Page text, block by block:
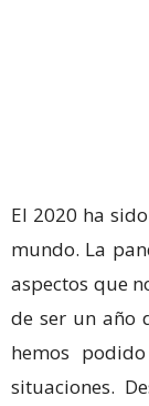
El 2020 ha
mundo. La
aspectos que
de ser un año
hemos
situaciones.